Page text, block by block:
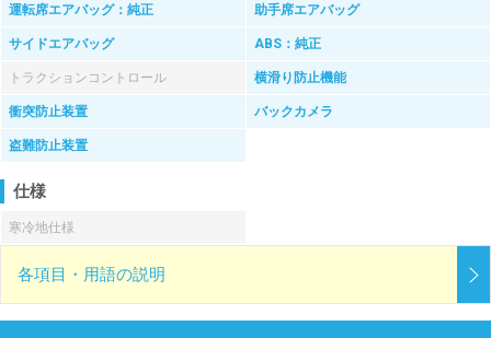
運転席エアバッグ：純正 助手席エアバッグ
サイドエアバッグ ABS：純正
トラクションコントロール 横滑り防止機能
衝突防止装置 バックカメラ
盗難防止装置
仕様
寒冷地仕様
各項目・用語の説明